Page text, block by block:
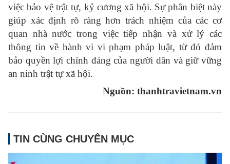
việc bảo vệ trật tự, kỷ cương xã hội. Sự phân biệt này
giúp xác định rõ ràng hơn trách nhiệm của các cơ
quan nhà nước trong việc tiếp nhận và xử lý các
thông tin về hành vi vi phạm pháp luật, từ đó đảm
bảo quyền lợi chính đáng của người dân và giữ vững
an ninh trật tự xã hội.
Nguồn: thanhtravietnam.vn
TIN CÙNG CHUYÊN MỤC